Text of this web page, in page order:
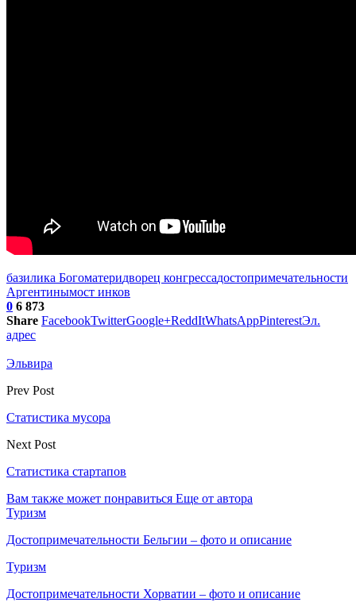
базилика Богоматеридворец конгрессадостопримечательности
Аргентинымост инков
0 6 873
Share FacebookTwitterGoogle+ReddItWhatsAppPinterestЭл.
адрес
Эльвира
Prev Post
Статистика мусора
Next Post
Статистика стартапов
Вам также может понравиться Еще от автора
Туризм
Достопримечательности Бельгии – фото и описание
Туризм
Достопримечательности Хорватии – фото и описание